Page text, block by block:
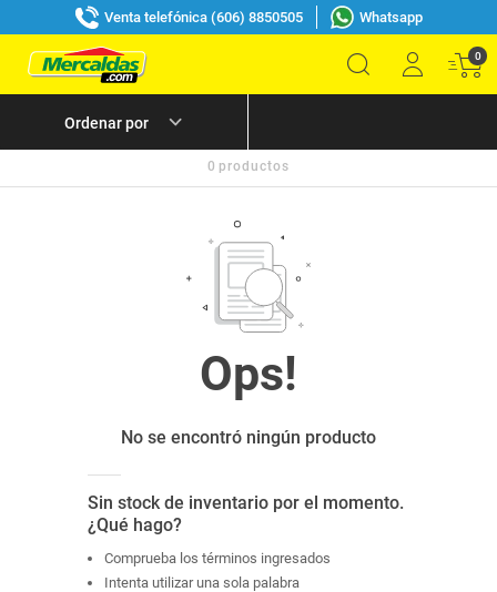
Venta telefónica (606) 8850505 Whatsapp
0
0 productos
No se encontró ningún producto
Sin stock de inventario por el momento.
¿Qué hago?
Comprueba los términos ingresados
Intenta utilizar una sola palabra